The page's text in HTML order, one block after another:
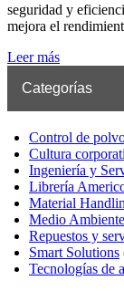
seguridad y
mejora el
Leer más
Categorías
Control de
Cultura
Ingeniería y
Librería
Material
Medio
Repuestos y
Smart Solutions
Tecnologías de